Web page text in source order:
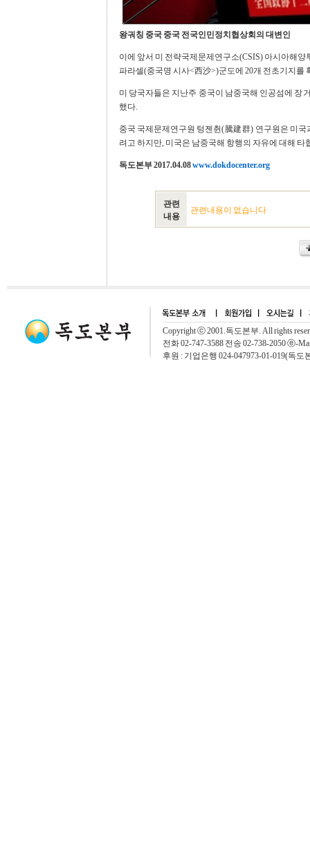
왕궈칭 중국 중국 전국인민정치협상회의 대변인
이에 앞서 미 전략국제문제연구소(CSIS) 아시아해
파라셀(중국명 시사<西沙>)군도에 20개 전초기지를
미 당국자들은 지난주 중국이 남중국해 인공섬에 장
했다.
중국 국제문제연구원 텅젠췬(騰建群) 연구원은 미
려고 하지만, 미국은 남중국해 항행의 자유에 대해
독도본부 2017.04.08www.dokdocenter.org
관련
내용
관련내용이 없습니다
Copyright ⓒ 2001.독도본부. All rights
전화 02-747-3588 전송 02-738-2050 ⓔ-
후원 : 기업은행 024-047973-01-019(독도